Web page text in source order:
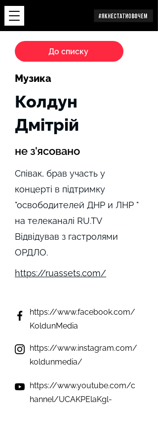
До списку
Музика
не з'ясовано
Колдун
Дмітрій
Співак, брав участь у
концерті в підтримку
"освободителей ДНР и ЛНР "
на телеканалі RU.TV
Відвідував з гастролями
ОРДЛО.
https://ruassets.com/
https://www.facebook.com/
KoldunMedia
https://www.instagram.com/
koldunmedia/
https://www.youtube.com/c
hannel/UCAKPElaKgl-